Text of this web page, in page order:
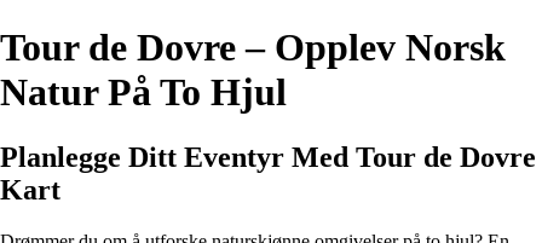
Tour de Dovre – Opplev Norsk
Natur På To Hjul
Planlegge Ditt Eventyr Med Tour de Dovre
Kart